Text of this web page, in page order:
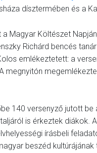
dísztermében és a
Magyar Költészet
Richárd bencés
emlékeztetett: a
megnyitón
140 versenyző jutott
is érkeztek
írásbeli
beszéd